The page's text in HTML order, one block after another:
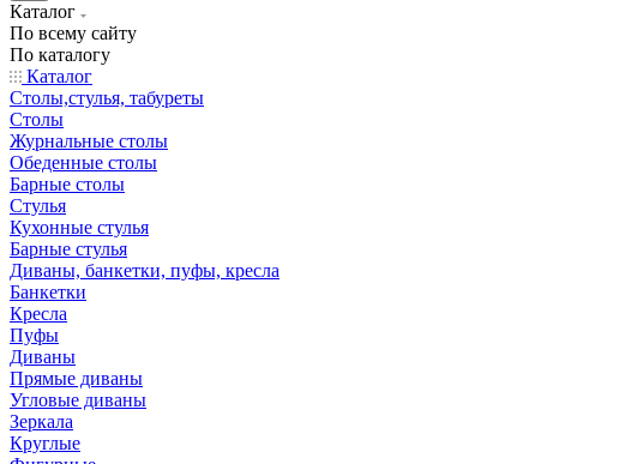
Каталог
По всему сайту
По каталогу
Каталог
Столы,стулья, табуреты
Столы
Журнальные столы
Обеденные столы
Барные столы
Стулья
Кухонные стулья
Барные стулья
Диваны, банкетки, пуфы, кресла
Банкетки
Кресла
Пуфы
Диваны
Прямые диваны
Угловые диваны
Зеркала
Круглые